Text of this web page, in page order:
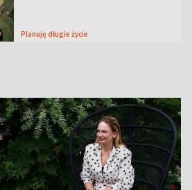
Planuję długie życie